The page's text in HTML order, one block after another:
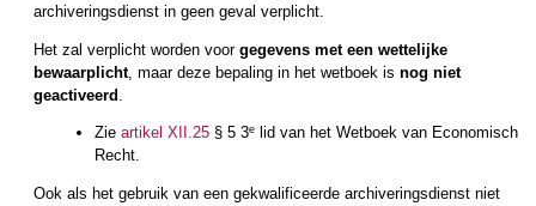
archiveringsdienst in geen geval verplicht.
Het zal verplicht worden voorgegevens met een wettelijke
bewaarplicht, maar deze bepaling in het wetboek is nog niet
geactiveerd
Zie artikel XII.25§ 5 3elid van het Wetboek van Economisch
Recht.
Ook als het gebruik van een gekwalificeerde archiveringsdienst niet